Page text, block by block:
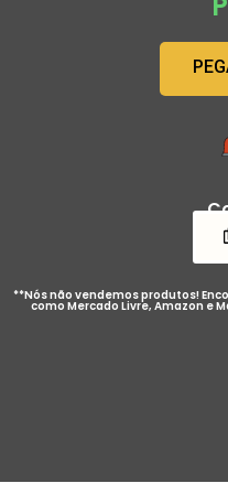
**Nós não vendemos produtos!
como Mercado Livre, Amazon e